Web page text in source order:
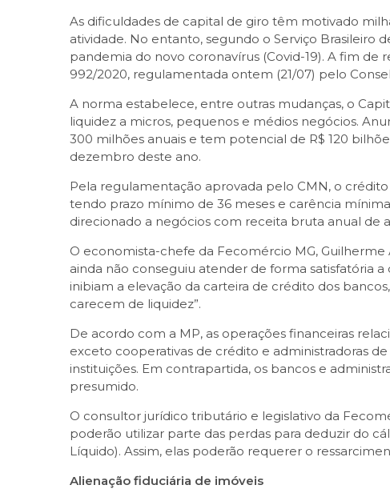
As dificuldades de capital de giro têm motivado
atividade. No entanto, segundo o Serviço Brasileiro
pandemia do novo coronavírus (Covid-19). A fim de
992/2020, regulamentada ontem (21/07) pelo
A norma estabelece, entre outras mudanças, o
liquidez a micros, pequenos e médios negócios.
300 milhões anuais e tem potencial de R$ 120
dezembro deste ano.
Pela regulamentação aprovada pelo CMN, o
tendo prazo mínimo de 36 meses e carência
direcionado a negócios com receita bruta anual de
O economista-chefe da Fecomércio MG,
ainda não conseguiu atender de forma satisfatória
inibiam a elevação da carteira de crédito dos
carecem de liquidez”.
De acordo com a MP, as operações financeiras
exceto cooperativas de crédito e administradoras
instituições. Em contrapartida, os bancos e
presumido.
O consultor jurídico tributário e legislativo da
poderão utilizar parte das perdas para deduzir do
Líquido). Assim, elas poderão requerer o
Alienação fiduciária de imóveis